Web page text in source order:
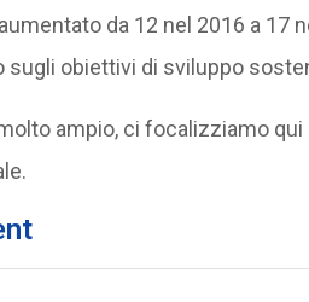
da 12 nel 2016 a 17
sugli obiettivi di sviluppo
ampio, ci focalizziamo